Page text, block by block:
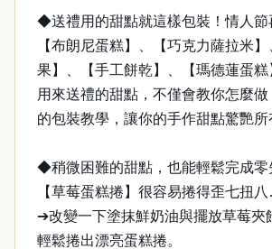
◆送禮用的甜點就這樣包裝！情人節
【布朗尼蛋糕】、【巧克力薩拉米
果】、【手工餅乾】、【瑪德蓮蛋
用來送禮的甜點，不僅會教你怎麼
的包裝教學，讓你的手作甜點驚艷所
◆稍微困難的甜點，也能輕鬆完成零
【草莓蛋糕捲】很容易捲得歪七扭
➔改變一下塗抹鮮奶油與擺放草莓夾
輕鬆捲出漂亮蛋糕捲。